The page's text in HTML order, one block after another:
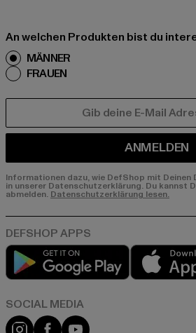
An welchen Produkten bist du
MÄNNER
FRAUEN
ANMELDEN
Informationen dazu, wie DefShop mit
in unserer Datenschutzerklärung. Du kannst
abmelden. Datenschutzerklärung lesen.
Play market
Instagram
FacebookYouTube